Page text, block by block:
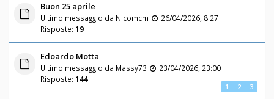
Buon 25 aprile
Ultimo messaggio da Nicomcm
26/04/2026, 8:27
Risposte: 19
Edoardo Motta
Ultimo messaggio da Massy73
23/04/2026, 23:00
Risposte: 144
1 2 3